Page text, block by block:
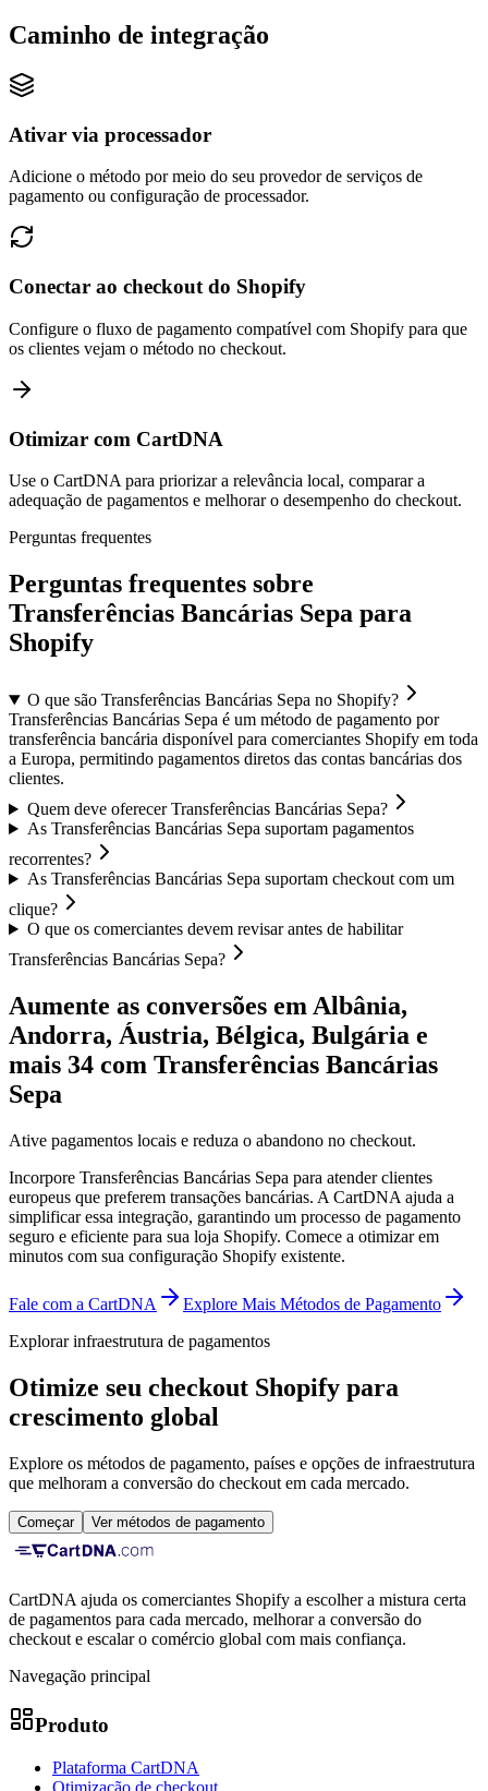
Caminho de integração
Ativar via processador
Adicione o método por meio do seu provedor de serviços de
pagamento ou configuração de processador.
Conectar ao checkout do Shopify
Configure o fluxo de pagamento compatível com Shopify para que
os clientes vejam o método no checkout.
Otimizar com CartDNA
Use o CartDNA para priorizar a relevância local, comparar a
adequação de pagamentos e melhorar o desempenho do checkout.
Perguntas frequentes
Perguntas frequentes sobre
Transferências Bancárias Sepa para
Shopify
O que são Transferências Bancárias Sepa no Shopify?
Transferências Bancárias Sepa é um método de pagamento por
transferência bancária disponível para comerciantes Shopify em toda
a Europa, permitindo pagamentos diretos das contas bancárias dos
clientes.
Quem deve oferecer Transferências Bancárias Sepa?
As Transferências Bancárias Sepa suportam pagamentos
recorrentes?
As Transferências Bancárias Sepa suportam checkout com um
clique?
O que os comerciantes devem revisar antes de habilitar
Transferências Bancárias Sepa?
Aumente as conversões em Albânia,
Andorra, Áustria, Bélgica, Bulgária e
mais 34 com Transferências Bancárias
Sepa
Ative pagamentos locais e reduza o abandono no checkout.
Incorpore Transferências Bancárias Sepa para atender clientes
europeus que preferem transações bancárias. A CartDNA ajuda a
simplificar essa integração, garantindo um processo de pagamento
seguro e eficiente para sua loja Shopify. Comece a otimizar em
minutos com sua configuração Shopify existente.
Fale com a CartDNA
Explore Mais Métodos de Pagamento
Explorar infraestrutura de pagamentos
Otimize seu checkout Shopify para
crescimento global
Explore os métodos de pagamento, países e opções de infraestrutura
que melhoram a conversão do checkout em cada mercado.
Começar Ver métodos de pagamento
CartDNA ajuda os comerciantes Shopify a escolher a mistura certa
de pagamentos para cada mercado, melhorar a conversão do
checkout e escalar o comércio global com mais confiança.
Navegação principal
Produto
Plataforma CartDNA